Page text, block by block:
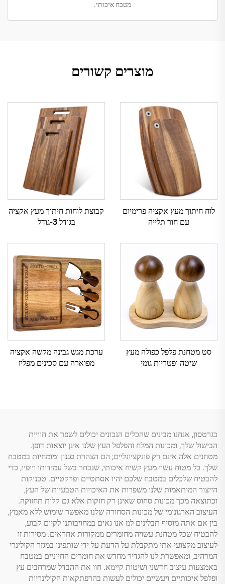
מטבח איכותי.
מוצרים קשורים
לוח חיתוך מעץ אקציה פרימיום
עם חור תלייה
קבוצת לוחות חיתוך מעץ אקציה
בגודל 3-גודל
סט מטחנת פלפל כפולה מעץ
שיטה ופטריות גומי
ערכת מגש גבינה מקשה אקציה
מפוארה עם סכינים מפליז
בגרטסון, אנחנו מבינים שהכלים הנכונים יכולים לשפר את חוויית
הבישול שלך, ומכונות המלח והפלפל העץ שלנו אינן יוצאות דופן.
מטחנים אלה אינם רק פונקציונליים; הם הצהרת סגנון ומומחיות במטבח
שלך. כל מטוח עשוי מעץ קשיח איכותי, שנבחר בשל עמידותו ויופיו, כדי
להבטיח שלכלים במטבח שלכם יהיו אסתטיים ופרקטיים. טכניקות
הייצור המותאמות שלנו משפרות את האיכויות הטבעיות של העץ,
וכתוצאה מכך מכונות סחוס שאינן רק חזקות אלא גם קלות תחזוקה.
העיצוב הארגונומי של מכונות הסחורה שלנו מאפשר שימוש ללא מאמץ,
בין אם אתה מוסיף תבלינים למ אנו גאים במחויבותנו לקיום קבוע,
להבטיח שכל מטחנת עשויה מחומרים ממקורות אחראים. מסירות זו
לעיצוב מקצועי אתי מתקבלת על הדעת על ידי שותפינו במגזר הקולינרי
המרהיב, ומאפשרת לנו להגדיר מחדש את חומרים החיוניים במטבח
באמצעות עיצוב חדשני ושיטות קיימא. חוו את ההבדל שמרחבים עץ
ופלפל איכותיים ויעשיים יכולים לעשות בהרפתקאות הקולינריות